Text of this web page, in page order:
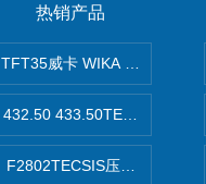
热销产品
TFT35威卡 WIKA Tecsis 温
432.50 433.50TECSIS压力表
F2802TECSIS压力传感器